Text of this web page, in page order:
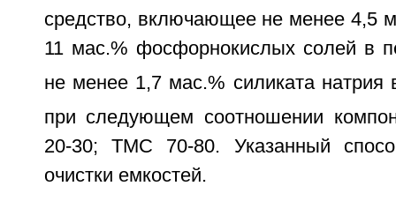
средство, включающее не менее 4,5
11 мас.% фосфорнокислых солей в
не менее 1,7 мас.% силиката натрия
при следующем соотношении
20-30; ТМС 70-80. Указанный
очистки емкостей.